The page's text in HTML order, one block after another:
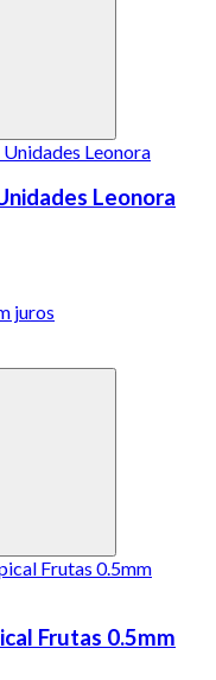
Leonora
juros
Frutas 0.5mm